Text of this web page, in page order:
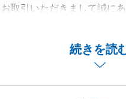
続きを読
取引いただきまして誠に
完了することができました
ざいましたら、何なりとお